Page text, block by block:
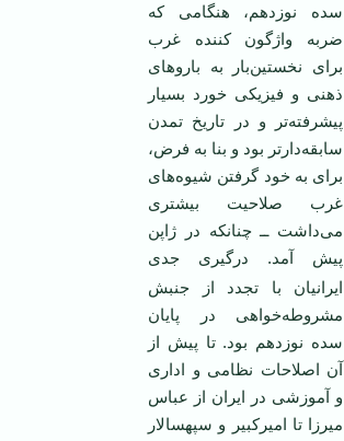
سده نوزدهم، هنگامی که
ضربه واژگون کننده غرب
برای نخستين‌بار به باروهای
ذهنی و فيزيکی خورد بسيار
پيشرفته‌تر و در تاريخ تمدن
سابقه‌دارتر بود و بنا به فرض،
برای به خود گرفتن شيوه‌های
غرب صلاحيت بيشتری
می‌داشت ــ چنانکه در ژاپن
پيش آمد.
درگيری جدی
ايرانيان با تجدد از جنبش
مشروطه‌خواهی در پايان
سده نوزدهم بود. تا پيش از
آن اصلاحات نظامی و اداری
و آموزشی در ايران از عباس
ميرزا تا اميرکبير و سپهسالار